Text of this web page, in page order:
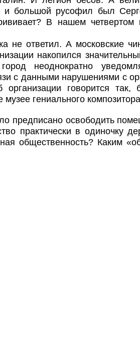
и большой русофил был
В нашем четвертом
не ответил. А московские
накопился
неоднократно
с данными нарушениями с
говорится
гениального
предписано освободить
практически в одиночку
общественность? Каким